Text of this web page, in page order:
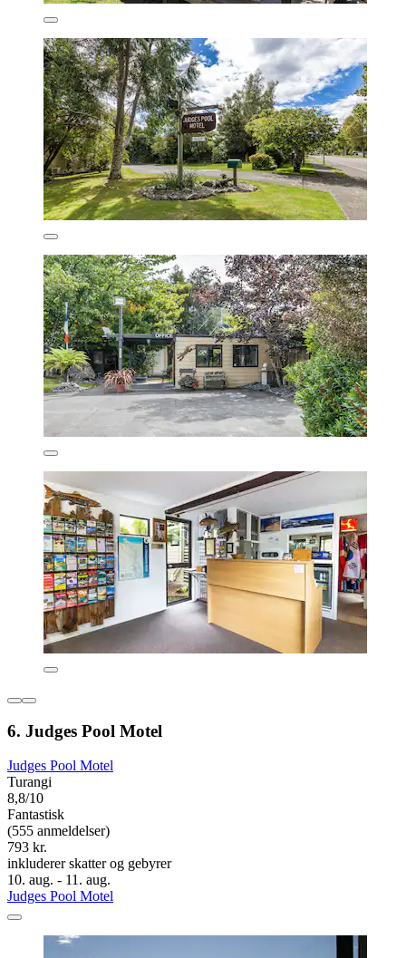
6. Judges Pool Motel
Judges Pool Motel
Turangi
8,8/10
Fantastisk
(555 anmeldelser)
793 kr.
inkluderer skatter og gebyrer
10. aug. - 11. aug.
Judges Pool Motel